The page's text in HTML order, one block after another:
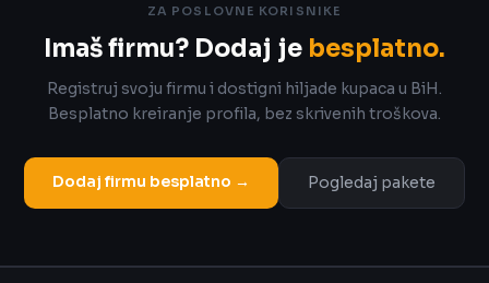
ZA POSLOVNE KORISNIKE
Imaš firmu? Dodaj je besplatno.
Registruj svoju firmu i dostigni hiljade kupaca u BiH.
Besplatno kreiranje profila, bez skrivenih troškova.
Dodaj firmu besplatno → Pogledaj pakete